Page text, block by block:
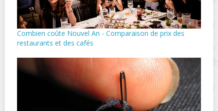
Combien coûte Nouvel An - Comparaison de prix des
restaurants et des cafés